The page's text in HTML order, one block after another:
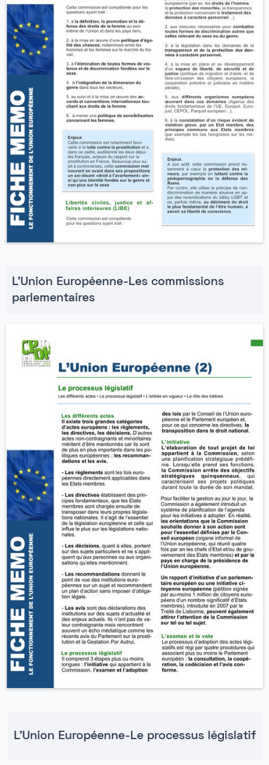
L'Union Européenne-Les commissions
parlementaires
L'Union Européenne-Le processus législatif